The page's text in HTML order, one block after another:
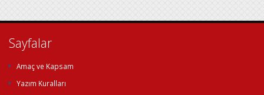
Sayfalar
Amaç ve Kapsam
Yazım Kuralları